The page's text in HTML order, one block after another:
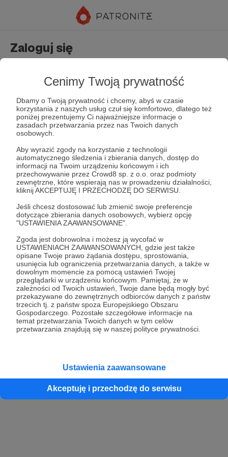
Cenimy Twoją prywatność
Dbamy o Twoją prywatność i chcemy, abyś w czasie
korzystania z naszych usług czuł się komfortowo, dlatego też
poniżej prezentujemy Ci najważniejsze informacje o
zasadach przetwarzania przez nas Twoich danych
osobowych.
Aby wyrazić zgody na korzystanie z technologii
automatycznego śledzenia i zbierania danych, dostęp do
informacji na Twoim urządzeniu końcowym i ich
przechowywanie przez Crowd8 sp. z o.o. oraz podmioty
zewnętrzne, które wspierają nas w prowadzeniu działalności,
kliknij AKCEPTUJĘ I PRZECHODZĘ DO SERWISU.
Jeśli chcesz dostosować lub zmienić swoje preferencje
dotyczące zbierania danych osobowych, wybierz opcję
"USTAWIENIA ZAAWANSOWANE".
Zgoda jest dobrowolna i możesz ją wycofać w
USTAWIENIACH ZAAWANSOWANYCH, gdzie jest także
opisane Twoje prawo żądania dostępu, sprostowania,
usunięcia lub ograniczenia przetwarzania danych, a także w
dowolnym momencie za pomocą ustawień Twojej
przeglądarki w urządzeniu końcowym. Pamiętaj, że w
zależności od Twoich ustawień, Twoje dane będą mogły być
przekazywane do zewnętrznych odbiorców danych z państw
trzecich tj. z państw spoza Europejskiego Obszaru
Gospodarczego. Pozostałe szczegółowe informacje na
temat przetwarzania Twoich danych w tym celów
przetwarzania znajdują się w naszej polityce prywatności.
Ustawienia zaawansowane
Akceptuję i przechodzę do serwisu
Zaloguj się
Zapamiętaj mnie Zapomniałeś hasła?
Zaloguj
lub
Kontynuuj z Google
Kontynuuj z Facebook
Kontynuuj z Apple
konta przez osobę niepełnoletnią” dostępny w regulaminie Patronite.pl